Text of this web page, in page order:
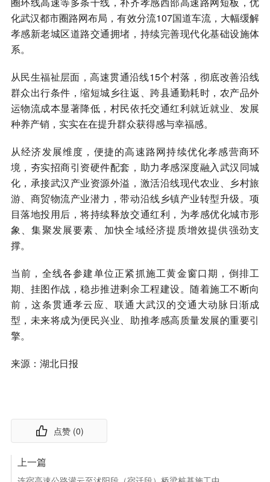
化武汉都市圈路网布局，有效分流107国道车流，大幅缓解
孝感新老城区道路交通拥堵，持续完善现代化基础设施体
系。
从民生福祉层面，高速贯通沿线15个村落，彻底改善沿线
群众出行条件，缩短城乡往返、跨县通勤耗时，农产品外
运物流成本显著降低，村民依托交通红利就近就业、发展
种养产销，实实在在提升群众获得感与幸福感。
从经济发展维度，便捷的高速路网持续优化孝感营商环
境，夯实招商引资硬件配套，助力孝感深度融入武汉同城
化，承接武汉产业资源外溢，激活沿线现代农业、乡村旅
游、商贸物流产业潜力，带动沿线乡镇产业转型升级。项
目落地投用后，将持续释放交通红利，为孝感优化城市形
象、集聚发展要素、加快全域经济提质增效提供强劲支
撑。
当前，全线各参建单位正紧抓施工黄金窗口期，倒排工
期、挂图作战，稳步推进剩余工程建设。随着施工不断向
前，这条贯通孝云应、联通大武汉的交通大动脉日渐成
型，未来将成为便民兴业、助推孝感高质量发展的重要引
擎。
来源：湖北日报
点赞 (0)
上一篇